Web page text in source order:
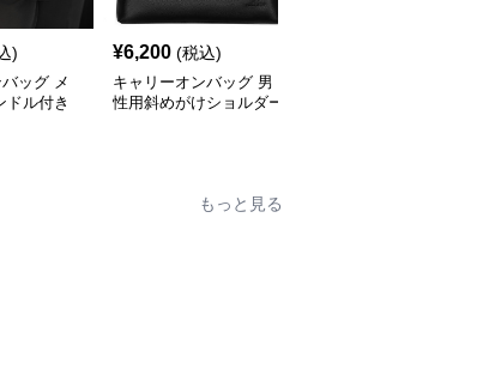
)
ッグ メ
ドル付き
¥6,200 (税込)
キャリーオンバッグ 男
性用斜めがけショルダー
もっと見る